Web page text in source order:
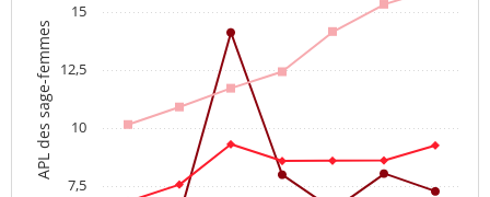
APL des sage-femmes
7,5
10
12,5
15